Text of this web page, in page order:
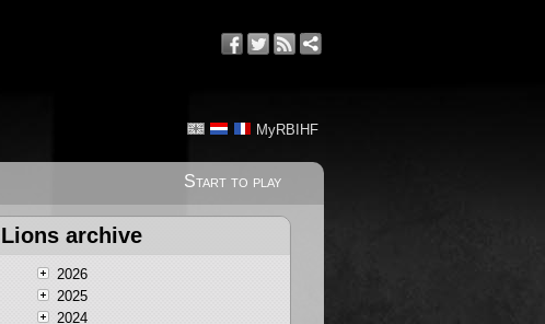
MyRBIHF
Start to play
Lions archive
2026
2025
2024